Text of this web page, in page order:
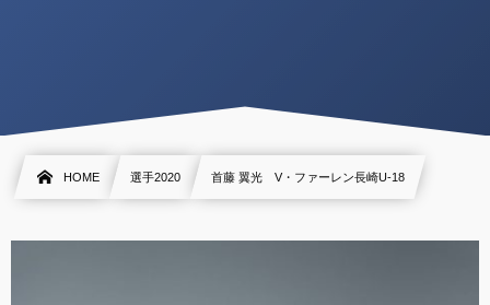
HOME 選手2020 首藤 翼光 V・ファーレン長崎U-18